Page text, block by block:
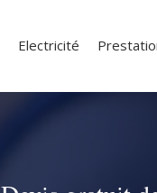
Electricité